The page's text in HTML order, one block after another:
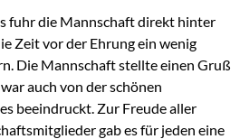
fuhr die Mannschaft direkt hinter
Zeit vor der Ehrung ein wenig
Die Mannschaft stellte einen Gruß
auch von der schönen
beeindruckt. Zur Freude aller
gab es für jeden eine